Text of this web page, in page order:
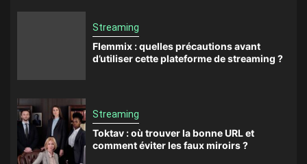
Streaming
Flemmix : quelles précautions avant
d’utiliser cette plateforme de streaming ?
Streaming
Toktav : où trouver la bonne URL et
comment éviter les faux miroirs ?